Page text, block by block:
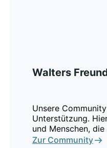
Walters
Unsere
Unterstützung.
und Menschen,
Zur Community